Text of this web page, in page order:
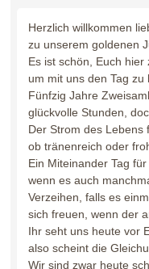
Herzlich willkommen
zu unserem goldenen
Es ist schön, Euch hier
um mit uns den Tag zu
Fünfzig Jahre
glückvolle Stunden,
Der Strom des Lebens
ob tränenreich oder
Ein Miteinander Tag für
wenn es auch
Verzeihen, falls es
sich freuen, wenn der
Ihr seht uns heute vor
also scheint die
Wir sind zwar heute